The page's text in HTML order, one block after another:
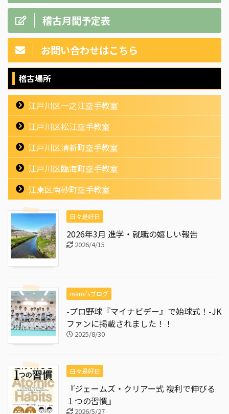
稽古月間予定表
お問い合わせはこちら
稽古場所
江戸川区一之江空手教室
江戸川区松江空手教室
江戸川区清新町空手教室
江戸川区臨海町空手教室
江東区南砂町空手教室
日々是好日
2026年3月 進学・就職の嬉しい報告
2026/4/15
mami'sブログ
-プロ野球『マイナビデー』で始球式！-JK
ファンに掲載されました！！
2025/8/30
日々是好日
『ジェームズ・クリアー式 複利で伸びる
１つの習慣』
2026/5/27